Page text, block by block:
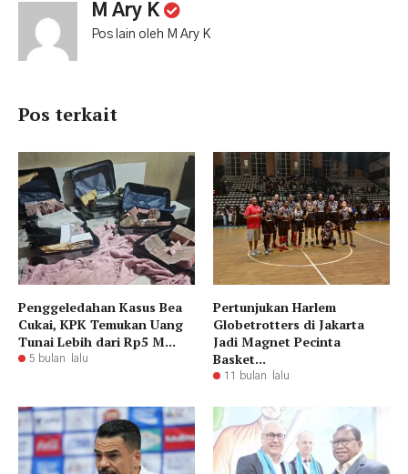
M Ary K
Pos lain oleh M Ary K
Pos terkait
Penggeledahan Kasus Bea
Cukai, KPK Temukan Uang
Tunai Lebih dari Rp5 M...
5 bulan lalu
Pertunjukan Harlem
Globetrotters di Jakarta
Jadi Magnet Pecinta
Basket...
11 bulan lalu